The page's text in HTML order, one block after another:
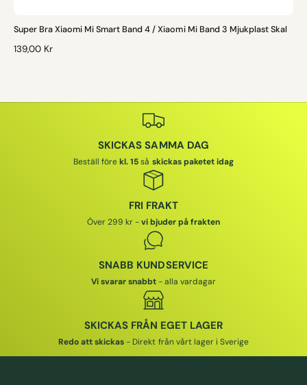
Super Bra Xiaomi Mi Smart Band 4 / Xiaomi Mi Band 3 Mjukplast Skal
O
N
139,00 Kr
SKICKAS SAMMA DAG
Beställ förekl. 15så skickas paketet idag
FRI FRAKT
Över 299 kr -vi bjuder på frakten
SNABB KUNDSERVICE
Vi svarar snabbt - alla vardagar
SKICKAS FRÅN EGET LAGER
Redo att skickas - Direkt från vårt lager i Sverige